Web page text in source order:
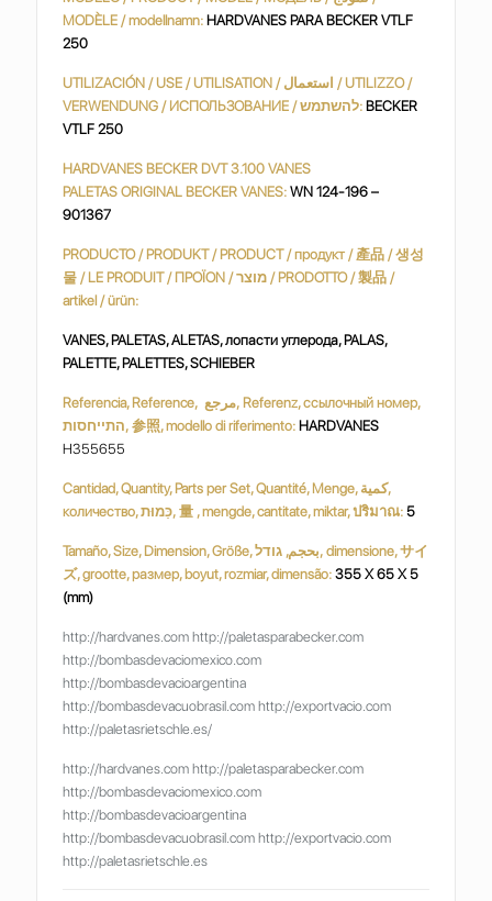
MODÈLE / modellnamn:HARDVANES PARA BECKER VTLF
250
UTILIZACIÓN / USE / UTILISATION / استعمال / UTILIZZO /
VERWENDUNG / ИСПОЛЬЗОВАНИЕ / להשתמש:BECKER
VTLF 250
HARDVANES BECKER DVT 3.100 VANES
PALETAS ORIGINAL BECKER VANES: WN 124-196 –
901367
PRODUCTO / PRODUKT / PRODUCT / продукт / 產品 / 생성
물 / LE PRODUIT / ΠΡΟΪΟΝ / מוצר / PRODOTTO / 製品 /
artikel / ürün:
VANES, PALETAS, ALETAS, лопасти углерода, PALAS,
PALETTE, PALETTES, SCHIEBER
Referencia, Reference, مرجع, Referenz, ссылочный номер,
התייחסות, 参照, modello di riferimento: HARDVANES
H355655
Cantidad, Quantity, Parts per Set, Quantité, Menge, كمية,
количество, כַּמוּת, 量 , mengde, cantitate, miktar, ปริมาณ: 5
Tamaño, Size, Dimension, Größe, بحجم, גודל, dimensione, サイ
ズ, grootte, размер, boyut, rozmiar, dimensão: 355 X 65 X 5
(mm)
http://hardvanes.com http://paletasparabecker.com
http://bombasdevaciomexico.com
http://bombasdevacioargentina
http://bombasdevacuobrasil.com http://exportvacio.com
http://paletasrietschle.es/
http://hardvanes.com http://paletasparabecker.com
http://bombasdevaciomexico.com
http://bombasdevacioargentina
http://bombasdevacuobrasil.com http://exportvacio.com
http://paletasrietschle.es